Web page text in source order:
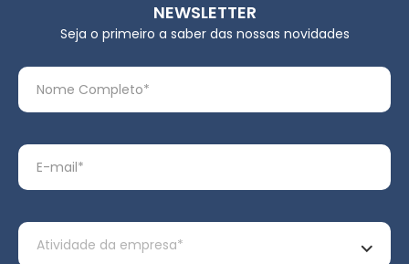
NEWSLETTER
Seja o primeiro a saber das nossas novidades